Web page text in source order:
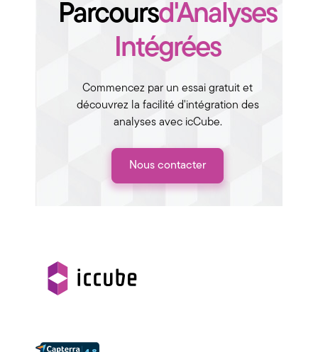
Parcoursd'Analyses
Intégrées
Commencez par un essai gratuit et
découvrez la facilité d'intégration des
analyses avec icCube.
Nous contacter